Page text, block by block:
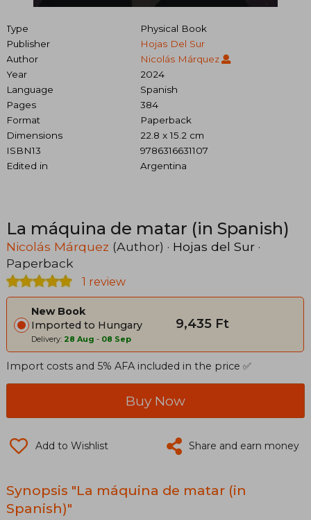
Type
Physical Book
Publisher
Hojas Del Sur
Author
Nicolás Márquez
Year
2024
Language
Spanish
Pages
384
Format
Paperback
Dimensions
22.8 x 15.2 cm
ISBN13
9786316631107
Edited in
Argentina
La máquina de matar (in Spanish)
Nicolás Márquez (Author) · Hojas del Sur ·
Paperback
1 review
New Book
Imported to Hungary
Delivery: 28 Aug - 08 Sep
9,435 Ft
Import costs and 5% AFA included in the price ✅
Buy Now
Add to Wishlist Share and earn money
Synopsis "La máquina de matar (in
Spanish)"